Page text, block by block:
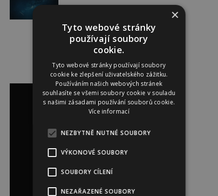
Reklama
×
Tyto webové stránky
používají soubory
cookie.
Tyto webové stránky používají soubory
cookie ke zlepšení uživatelského zážitku.
Používáním našich webových stránek
souhlasíte se všemi soubory cookie v souladu
s našimi zásadami používání souborů cookie.
Více informací
NEZBYTNĚ NUTNÉ SOUBORY
VÝKONOVÉ SOUBORY
SOUBORY CÍLENÍ
NEZAŘAZENÉ SOUBORY